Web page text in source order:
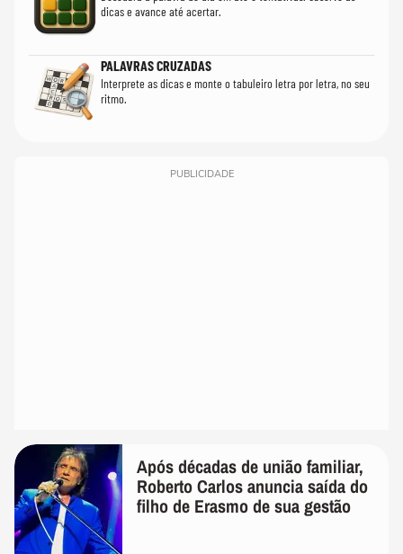
dicas e avance até acertar.
PALAVRAS CRUZADAS
Interprete as dicas e monte o tabuleiro letra por letra, no seu
ritmo.
PUBLICIDADE
Após décadas de união familiar,
Roberto Carlos anuncia saída do
filho de Erasmo de sua gestão